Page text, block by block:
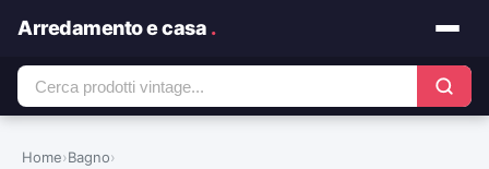
Arredamento e casa .
Home›Bagno›